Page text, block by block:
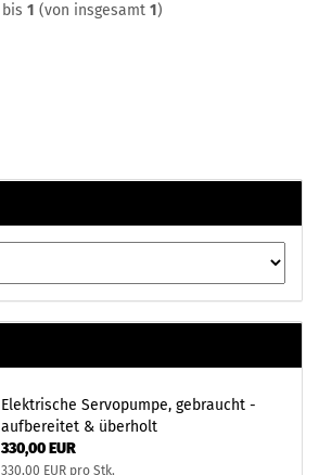
bis 1 (von insgesamt 1)
Elektrische Servopumpe, gebraucht -
aufbereitet & überholt
330,00 EUR
330,00 EUR pro Stk.